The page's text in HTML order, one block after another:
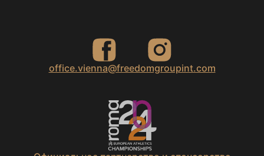
office.vienna@freedomgroupint.com